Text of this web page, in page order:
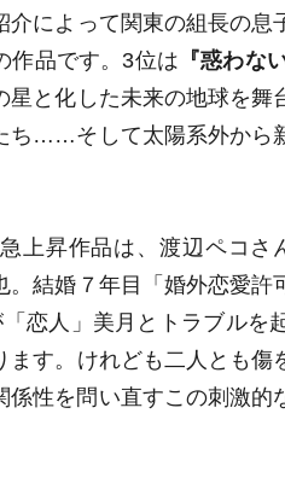
介によって関東の組長の
作品です。3位は 『惑わな
と化した未来の地球を舞
ち……そして太陽系外から
上昇作品は、渡辺ペコさ
。結婚７年目「婚外恋愛
恋人」美月とトラブルを
ます。けれども二人とも
性を問い直すこの刺激的